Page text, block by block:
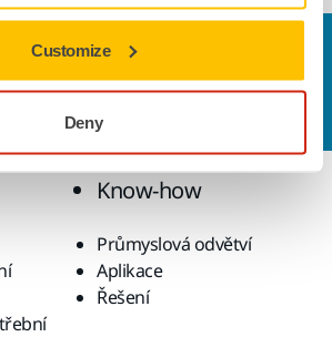
Customize
Deny
více?Kontaktujtenáš odborný
který zodpoví vaše dotazy.
Know-how
Průmyslová odvětví
Aplikace
Řešení